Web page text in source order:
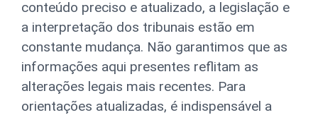
conteúdo preciso e atualizado, a legislação e
a interpretação dos tribunais estão em
constante mudança. Não garantimos que as
informações aqui presentes reflitam as
alterações legais mais recentes. Para
orientações atualizadas, é indispensável a